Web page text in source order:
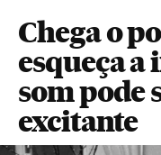
Chega o
esqueça a
som pode
excitante